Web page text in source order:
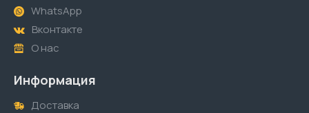
WhatsApp
Вконтакте
О нас
Информация
Доставка